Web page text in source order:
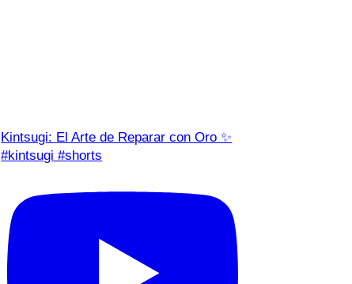
Kintsugi: El Arte de Reparar con Oro ✨
#kintsugi #shorts